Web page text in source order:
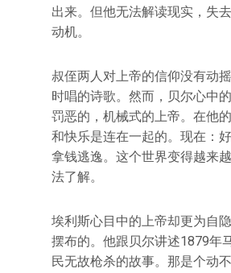
出来。但他无法解读现实，失
动机。
叔侄两人对上帝的信仰没有动
时唱的诗歌。然而，贝尔心中
罚恶的，机械式的上帝。在他
和快乐是连在一起的。现在：
拿钱逃逸。这个世界变得越来
法了解。
埃利斯心目中的上帝却更为自
摆布的。他跟贝尔讲述1879年
民无故枪杀的故事。那是个动